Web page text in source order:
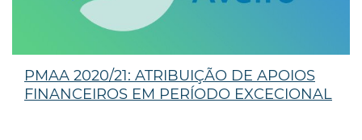
PMAA 2020/21: ATRIBUIÇÃO DE APOIOS
FINANCEIROS EM PERÍODO EXCECIONAL